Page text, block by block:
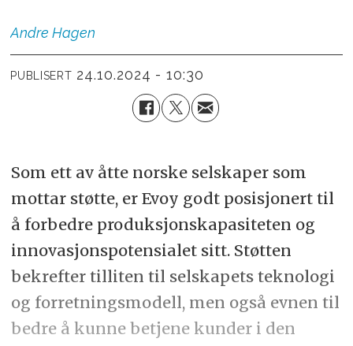
Andre Hagen
PUBLISERT 24.10.2024 - 10:30
Som ett av åtte norske selskaper som
mottar støtte, er Evoy godt posisjonert til
å forbedre produksjonskapasiteten og
innovasjonspotensialet sitt. Støtten
bekrefter tilliten til selskapets teknologi
og forretningsmodell, men også evnen til
bedre å kunne betjene kunder i den